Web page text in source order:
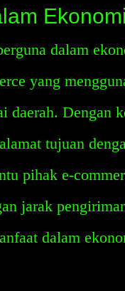
dalam
yang
daerah. Dengan
tujuan
pihak e-
jarak
dalam